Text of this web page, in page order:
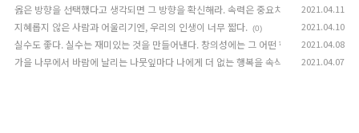
옳은 방향을 선택했다고 생각되면 그 방향을 확신해라. 속력은 중요치 않다. (0)
2021.04.11
지혜롭지 않은 사람과 어울리기엔, 우리의 인생이 너무 짧다. (0) 2021.04.10
실수도 좋다. 실수는 재미있는 것을 만들어낸다. 창의성에는 그 어떤 한계도 없다. (0)
2021.04.08
가을 나무에서 바람에 날리는 나뭇잎마다 나에게 더 없는 행복을 속삭여준다. (0)
2021.04.07